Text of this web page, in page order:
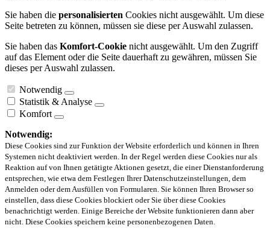
Sie haben die personalisierten Cookies nicht ausgewählt. Um diese
Seite betreten zu können, müssen sie diese per Auswahl zulassen.
Sie haben das Komfort-Cookie nicht ausgewählt. Um den Zugriff
auf das Element oder die Seite dauerhaft zu gewähren, müssen Sie
dieses per Auswahl zulassen.
Notwendig
Statistik & Analyse
Komfort
Notwendig:
Diese Cookies sind zur Funktion der Website erforderlich und können in Ihren
Systemen nicht deaktiviert werden. In der Regel werden diese Cookies nur als
Reaktion auf von Ihnen getätigte Aktionen gesetzt, die einer Dienstanforderung
entsprechen, wie etwa dem Festlegen Ihrer Datenschutzeinstellungen, dem
Anmelden oder dem Ausfüllen von Formularen. Sie können Ihren Browser so
einstellen, dass diese Cookies blockiert oder Sie über diese Cookies
benachrichtigt werden. Einige Bereiche der Website funktionieren dann aber
nicht. Diese Cookies speichern keine personenbezogenen Daten.